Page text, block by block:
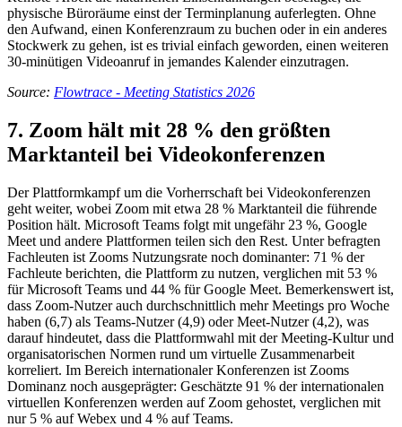
physische Büroräume einst der Terminplanung auferlegten. Ohne
den Aufwand, einen Konferenzraum zu buchen oder in ein anderes
Stockwerk zu gehen, ist es trivial einfach geworden, einen weiteren
30-minütigen Videoanruf in jemandes Kalender einzutragen.
Source: Flowtrace - Meeting Statistics 2026
7. Zoom hält mit 28 % den größten
Marktanteil bei Videokonferenzen
Der Plattformkampf um die Vorherrschaft bei Videokonferenzen
geht weiter, wobei Zoom mit etwa 28 % Marktanteil die führende
Position hält. Microsoft Teams folgt mit ungefähr 23 %, Google
Meet und andere Plattformen teilen sich den Rest. Unter befragten
Fachleuten ist Zooms Nutzungsrate noch dominanter: 71 % der
Fachleute berichten, die Plattform zu nutzen, verglichen mit 53 %
für Microsoft Teams und 44 % für Google Meet. Bemerkenswert ist,
dass Zoom-Nutzer auch durchschnittlich mehr Meetings pro Woche
haben (6,7) als Teams-Nutzer (4,9) oder Meet-Nutzer (4,2), was
darauf hindeutet, dass die Plattformwahl mit der Meeting-Kultur und
organisatorischen Normen rund um virtuelle Zusammenarbeit
korreliert. Im Bereich internationaler Konferenzen ist Zooms
Dominanz noch ausgeprägter: Geschätzte 91 % der internationalen
virtuellen Konferenzen werden auf Zoom gehostet, verglichen mit
nur 5 % auf Webex und 4 % auf Teams.